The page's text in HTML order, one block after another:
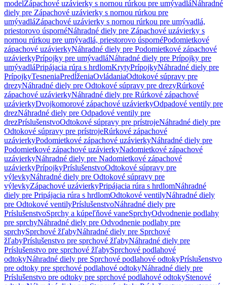
modelZápachové uzávierky s nornou rúrkou pre umývadláNáhradné
diely pre Zápachové uzávierky s nornou rúrkou pre
umývadláZápachové uzávierky s nornou rúrkou pre umývadlá,
priestorovo úspornéNáhradné diely pre Zápachové uzávierky s
nornou rúrkou pre umývadlá, priestorovo úspornéPodomietkové
zápachové uzávierkyNáhradné diely pre Podomietkové zápachové
uzávierkyPrípojky pre umývadláNáhradné diely pre Prípojky pre
umývadláPripájacia rúra s hrdlomKrytyPrípojkyNáhradné diely pre
PrípojkyTesneniaPredĺženiaOvládaniaOdtokové súpravy pre
drezyNáhradné diely pre Odtokové súpravy pre drezyRúrkové
zápachové uzávierkyNáhradné diely pre Rúrkové zápachové
uzávierkyDvojkomorové zápachové uzávierkyOdpadové ventily pre
drezNáhradné diely pre Odpadové ventily pre
drezPríslušenstvoOdtokové súpravy pre prístrojeNáhradné diely pre
Odtokové súpravy pre prístrojeRúrkové zápachové
uzávierkyPodomietkové zápachové uzávierkyNáhradné diely pre
Podomietkové zápachové uzávierkyNadomietkové zápachové
uzávierkyNáhradné diely pre Nadomietkové zápachové
uzávierkyPrípojkyPríslušenstvoOdtokové súpravy pre
výlevkyNáhradné diely pre Odtokové súpravy pre
výlevkyZápachové uzávierkyPripájacia rúra s hrdlomNáhradné
diely pre Pripájacia rúra s hrdlomOdtokové ventilyNáhradné diely
pre Odtokové ventilyPríslušenstvoNáhradné diely pre
PríslušenstvoSprchy a kúpeľňové vaneSprchyOdvodnenie podlahy
pre sprchyNáhradné diely pre Odvodnenie podlahy pre
sprchySprchové žľabyNáhradné diely pre Sprchové
žľabyPríslušenstvo pre sprchové žľabyNáhradné diely pre
Príslušenstvo pre sprchové žľabySprchové podlahové
odtokyNáhradné diely pre Sprchové podlahové odtokyPríslušenstvo
pre odtoky pre sprchové podlahové odtokyNáhradné diely pre
Príslušenstvo pre odtoky pre sprchové podlahové odtokyStenové